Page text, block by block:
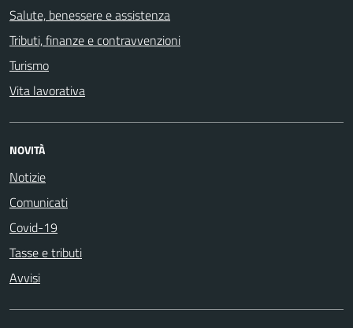
Salute, benessere e assistenza
Tributi, finanze e contravvenzioni
Turismo
Vita lavorativa
NOVITÀ
Notizie
Comunicati
Covid-19
Tasse e tributi
Avvisi